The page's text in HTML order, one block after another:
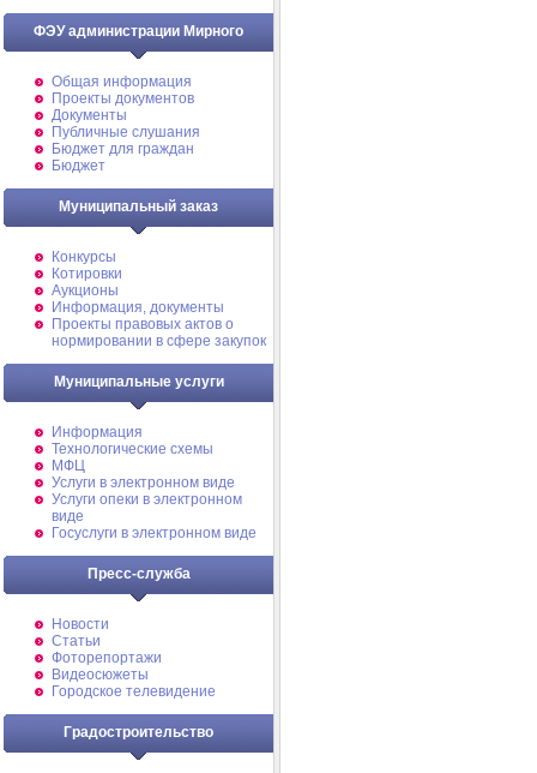
ФЭУ администрации Мирного
Общая информация
Проекты документов
Документы
Публичные слушания
Бюджет для граждан
Бюджет
Муниципальный заказ
Конкурсы
Котировки
Аукционы
Информация, документы
Проекты правовых актов о
нормировании в сфере закупок
Муниципальные услуги
Информация
Технологические схемы
МФЦ
Услуги в электронном виде
Услуги опеки в электронном
виде
Госуслуги в электронном виде
Пресс-служба
Новости
Статьи
Фоторепортажи
Видеосюжеты
Городское телевидение
Градостроительство